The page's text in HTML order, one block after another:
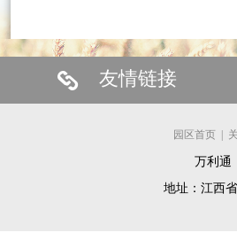
友情链接
园区首页
万利通
地址：江西